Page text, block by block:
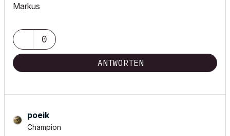
Markus
0
ANTWORTEN
poeik
Champion